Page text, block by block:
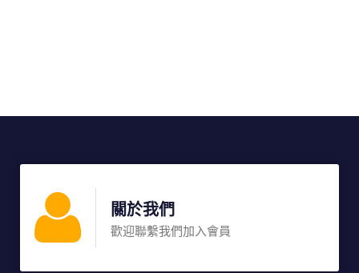
關於我們
歡迎聯繫我們加入會員